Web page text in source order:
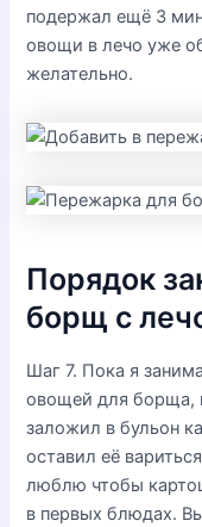
подержал ещё 3
овощи в лечо уже
желательно.
Порядок
борщ с
Шаг 7. Пока я
овощей для борща,
заложил в бульон
оставил её
люблю чтобы
в первых блюдах.